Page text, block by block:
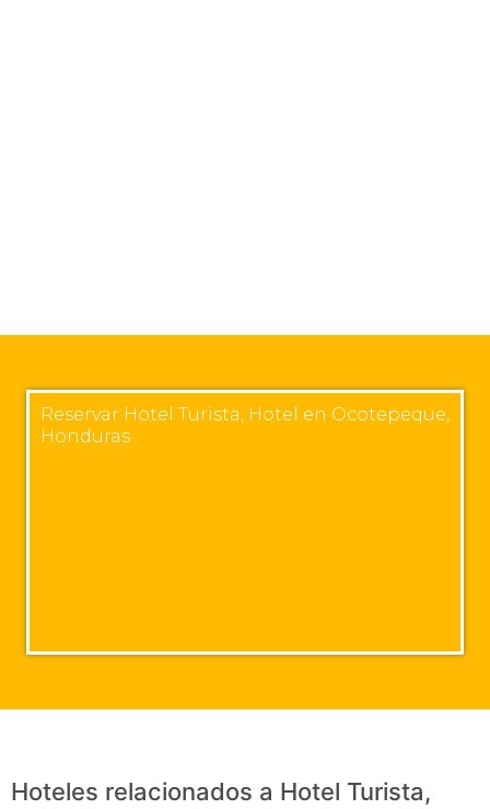
Reservar Hotel Turista, Hotel en Ocotepeque,
Honduras
Hoteles relacionados a Hotel Turista,